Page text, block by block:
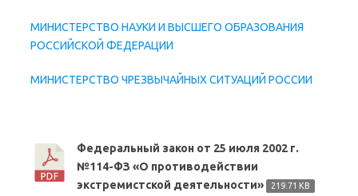
МИНИСТЕРСТВО НАУКИ И ВЫСШЕГО ОБРАЗОВАНИЯ
РОССИЙСКОЙ ФЕДЕРАЦИИ
МИНИСТЕРСТВО ЧРЕЗВЫЧАЙНЫХ СИТУАЦИЙ РОССИИ
Федеральный закон от 25 июля 2002 г.
№114-ФЗ «О противодействии
экстремистской деятельности»
219.71 KB